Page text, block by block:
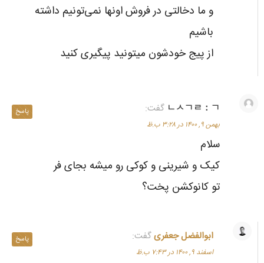
و ما دخالتی در فروش اونها نمی‌تونیم داشته
باشیم
از پیج خودشون میتونید پیگیری کنید
ㄴㅅㄱㄹ：ㄱ گفت:
بهمن ۹, ۱۴۰۰ در ۳:۲۸ ب.ظ
سلام
کیک و شیرینی و کوکی رو میشه بجای فر
تو کانوکشن پخت؟
پاسخ
ابوالفضل جعفریگفت:
اسفند ۹, ۱۴۰۰ در ۷:۴۳ ب.ظ
پاسخ